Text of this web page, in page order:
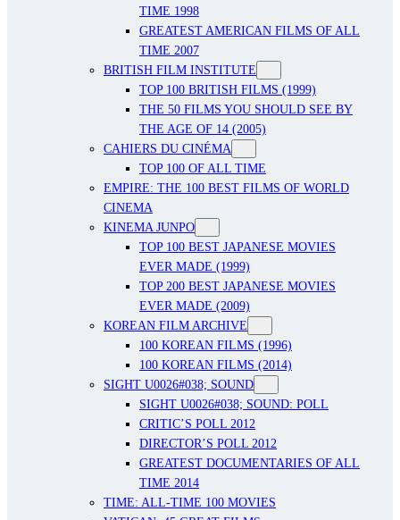
TIME 1998
GREATEST AMERICAN FILMS OF ALL
TIME 2007
BRITISH FILM INSTITUTE
TOP 100 BRITISH FILMS (1999)
THE 50 FILMS YOU SHOULD SEE BY
THE AGE OF 14 (2005)
CAHIERS DU CINÉMA
TOP 100 OF ALL TIME
EMPIRE: THE 100 BEST FILMS OF WORLD
CINEMA
KINEMA JUNPO
TOP 100 BEST JAPANESE MOVIES
EVER MADE (1999)
TOP 200 BEST JAPANESE MOVIES
EVER MADE (2009)
KOREAN FILM ARCHIVE
100 KOREAN FILMS (1996)
100 KOREAN FILMS (2014)
SIGHT U0026#038; SOUND
SIGHT U0026#038; SOUND: POLL
CRITIC’S POLL 2012
DIRECTOR’S POLL 2012
GREATEST DOCUMENTARIES OF ALL
TIME 2014
TIME: ALL-TIME 100 MOVIES